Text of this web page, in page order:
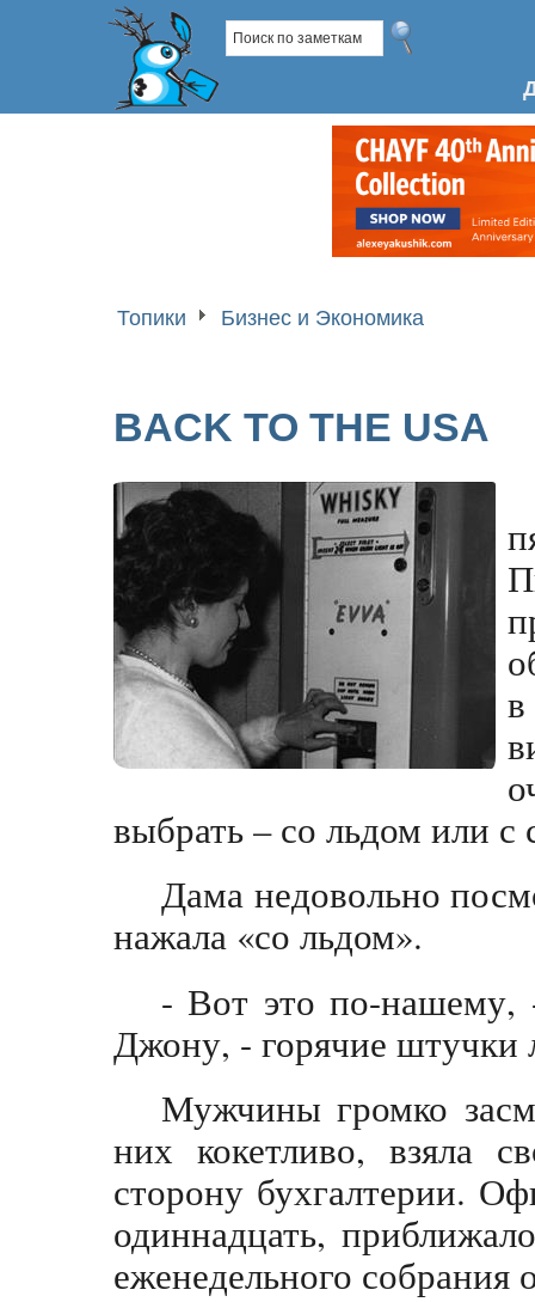
Топики Бизнес и Экономика
BACK TO THE USA
выбрать – со льдом или с
Дама недовольно
нажала «со льдом».
- Вот это по-
Джону, - горячие штучки
Мужчины громко
них кокетливо, взяла
сторону бухгалтерии.
одиннадцать,
еженедельного собрания